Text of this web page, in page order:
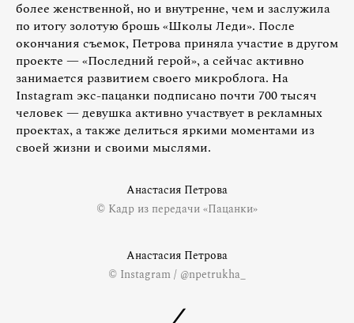
более женственной, но и внутренне, чем и заслужила
по итогу золотую брошь «Школы Леди». После
окончания съемок, Петрова приняла участие в другом
проекте — «Последний герой», а сейчас активно
занимается развитием своего микроблога. На
Instagram экс-пацанки подписано почти 700 тысяч
человек — девушка активно участвует в рекламных
проектах, а также делиться яркими моментами из
своей жизни и своими мыслями.
Анастасия Петрова
© Кадр из передачи «Пацанки»
Анастасия Петрова
© Instagram / @npetrukha_